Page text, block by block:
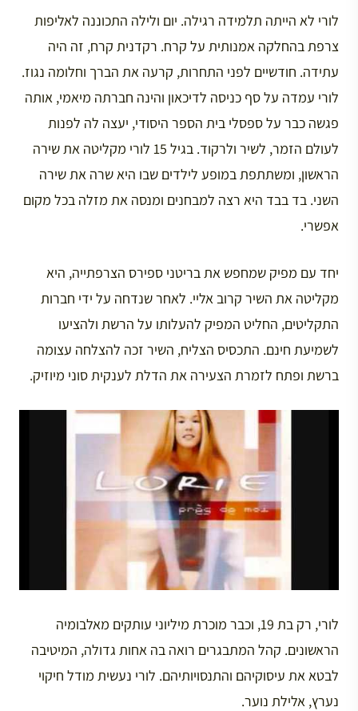
לורי לא הייתה תלמידה רגילה. יום ולילה התכוננה לאליפות
צרפת בהחלקה אמנותית על קרח. רקדנית קרח, זה היה
עתידה. חודשיים לפני התחרות, קרעה את הברך וחלומה נגוז.
לורי עמדה על סף כניסה לדיכאון והינה חברתה מיאמי, אותה
פגשה כבר על ספסלי בית הספר היסודי, יעצה לה לפנות
לעולם הזמר, לשיר ולרקוד. בגיל 15 לורי מקליטה את שירה
הראשון, ומשתתפת במופע לילדים שבו היא שרה את שירה
השני. בד בבד היא רצה למבחנים ומנסה את מזלה בכל מקום
אפשרי.
יחד עם מפיק שמחפש את בריטני ספירס הצרפתייה, היא
מקליטה את השיר קרוב אליי. לאחר שנדחה על ידי חברות
התקליטים, החליט המפיק להעלותו על הרשת ולהציעו
לשמיעת חינם. התכסיס הצליח, השיר זכה להצלחה עצומה
ברשת ופתח לזמרת הצעירה את הדלת לענקית סוני מיוזיק.
לורי, רק בת 19, וכבר מוכרת מיליוני עותקים מאלבומיה
הראשונים. קהל המתבגרים רואה בה אחות גדולה, המיטיבה
לבטא את עיסוקיהם והתנסויותיהם. לורי נעשית מודל חיקוי
נערץ, אלילת נוער.